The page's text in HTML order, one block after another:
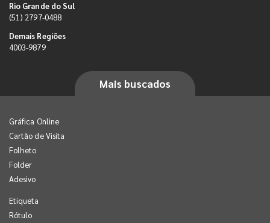
Rio Grande do Sul
(51) 2797-0488
Demais Regiões
4003-9879
Mais buscados
Gráfica Online
Cartão de Visita
Folheto
Folder
Adesivo
Etiqueta
Rótulo